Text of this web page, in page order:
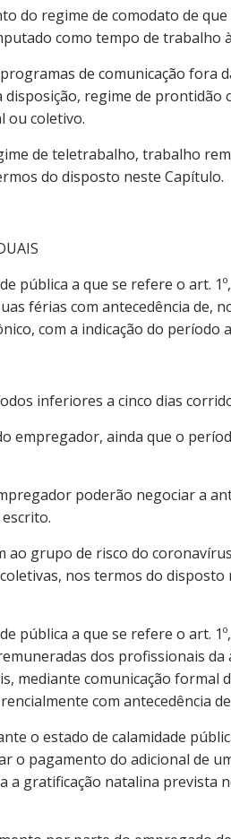
do regime de comodato de
como tempo de trabalho
de comunicação fora
regime de prontidão
ou coletivo.
de teletrabalho, trabalho
do disposto neste Capítulo.
pública a que se refere o art.
férias com antecedência de,
com a indicação do período
inferiores a cinco dias
empregador, ainda que o
poderão negociar a
ao grupo de risco do
nos termos do
pública a que se refere o art.
dos profissionais da
mediante comunicação formal
com antecedência
o estado de calamidade
pagamento do adicional de
a gratificação natalina prevista